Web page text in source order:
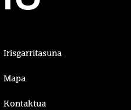
Irisgarritasuna
Mapa
Kontaktua